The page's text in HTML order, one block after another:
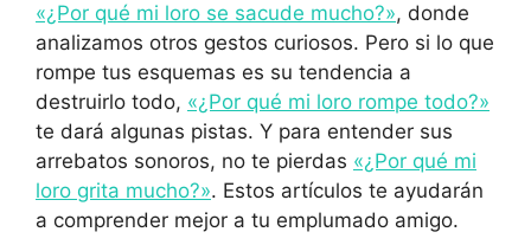
«¿Por qué mi loro se sacude mucho?», donde
analizamos otros gestos curiosos. Pero si lo que
rompe tus esquemas es su tendencia a
destruirlo todo, «¿Por qué mi loro rompe todo?»
te dará algunas pistas. Y para entender sus
arrebatos sonoros, no te pierdas «¿Por qué mi
loro grita mucho?». Estos artículos te ayudarán
a comprender mejor a tu emplumado amigo.